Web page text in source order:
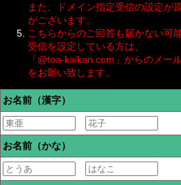
また、ドメイン指定受信の設定が
がございます。
こちらからのご回答も届かない可
受信を設定している方は、
「@toa-kaikan.com」からのメー
をお願い致します。
お名前（漢字）
お名前（かな）